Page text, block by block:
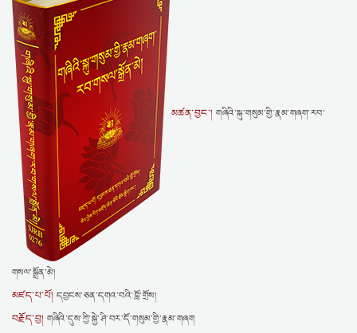
མཚན་བྱང་།གཞིའི་སྐུ་གསུམ་གྱི་རྣམ་གཞག་རབ་
གསལ་སྒྲོན་མེ།
མཛད་པ་པོ།དབྱངས་ཅན་དགའ་བའི་བློ་གྲོས།
བརྗོད་བྱ།གཞིའི་དུས་ཀྱི་སྐྱེ་ཤི་བར་དོ་གསུམ་གྱི་རྣམ་གཞག